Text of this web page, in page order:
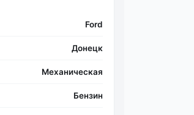
Ford
Донецк
Механическая
Бензин